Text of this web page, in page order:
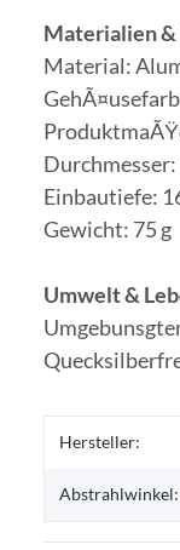
Materialien &
Material:
Einbautiefe:
Gewicht: 75 g
Umwelt &
Hersteller:
Abstrahlwinkel: